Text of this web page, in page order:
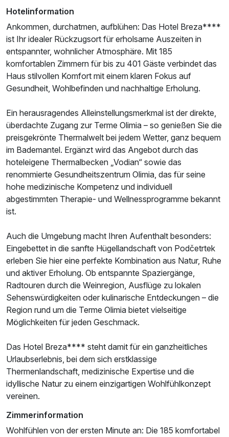
Ausstattung
Hotelinformation
Ankommen, durchatmen, aufblühen: Das Hotel Breza****
ist Ihr idealer Rückzugsort für erholsame Auszeiten in
entspannter, wohnlicher Atmosphäre. Mit 185
komfortablen Zimmern für bis zu 401 Gäste verbindet das
Haus stilvollen Komfort mit einem klaren Fokus auf
Gesundheit, Wohlbefinden und nachhaltige Erholung.
Ein herausragendes Alleinstellungsmerkmal ist der direkte,
überdachte Zugang zur Terme Olimia – so genießen Sie die
preisgekrönte Thermalwelt bei jedem Wetter, ganz bequem
im Bademantel. Ergänzt wird das Angebot durch das
hoteleigene Thermalbecken „Vodian“ sowie das
renommierte Gesundheitszentrum Olimia, das für seine
hohe medizinische Kompetenz und individuell
abgestimmten Therapie- und Wellnessprogramme bekannt
ist.
Auch die Umgebung macht Ihren Aufenthalt besonders:
Eingebettet in die sanfte Hügellandschaft von Podčetrtek
erleben Sie hier eine perfekte Kombination aus Natur, Ruhe
und aktiver Erholung. Ob entspannte Spaziergänge,
Radtouren durch die Weinregion, Ausflüge zu lokalen
Sehenswürdigkeiten oder kulinarische Entdeckungen – die
Region rund um die Terme Olimia bietet vielseitige
Möglichkeiten für jeden Geschmack.
Das Hotel Breza**** steht damit für ein ganzheitliches
Urlaubserlebnis, bei dem sich erstklassige
Thermenlandschaft, medizinische Expertise und die
idyllische Natur zu einem einzigartigen Wohlfühlkonzept
vereinen.
Zimmerinformation
Wohlfühlen von der ersten Minute an: Die 185 komfortabel